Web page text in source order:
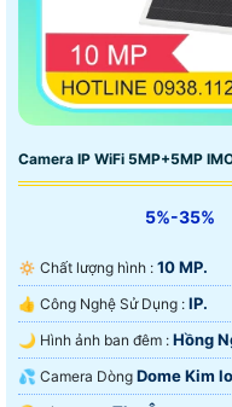
Camera IP WiFi 5MP+5MP
5%-35%
🔅 Chất lượng hình : 10 MP.
👍 Công Nghệ Sử Dụng : IP.
🌙 Hình ảnh ban đêm : Hồng
💦 Camera Dòng Dome Kim